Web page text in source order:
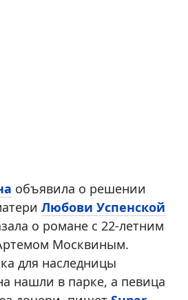
объявила о решении
Любови Успенской
о романе с 22-летним
Москвиным.
для наследницы
нашли в парке, а певица